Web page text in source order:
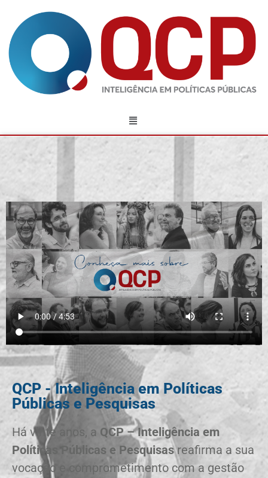
QCP - Inteligência em Políticas
Públicas e Pesquisas
Há vinte anos, a QCP – Inteligência em
Políticas Públicas e Pesquisasreafirma a sua
vocação e comprometimento com a gestão